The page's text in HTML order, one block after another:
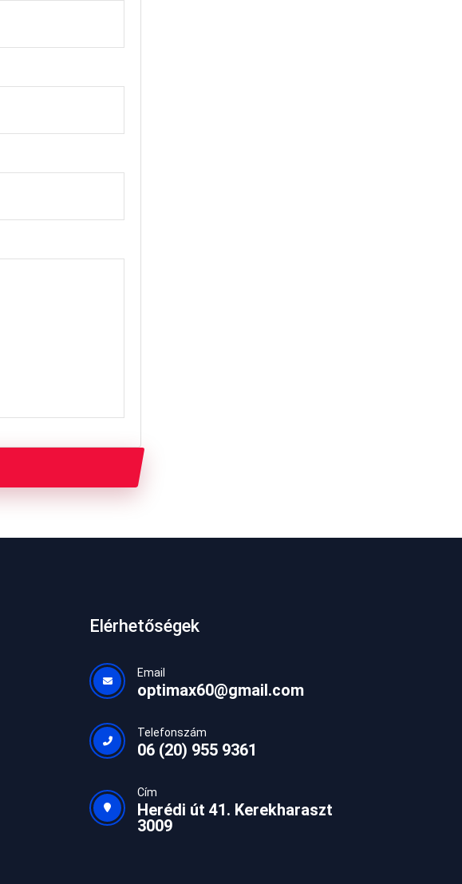
Elérhetőségek
Email
optimax60@gmail.com
Telefonszám
06 (20) 955 9361
Cím
Herédi út 41. Kerekharaszt
3009